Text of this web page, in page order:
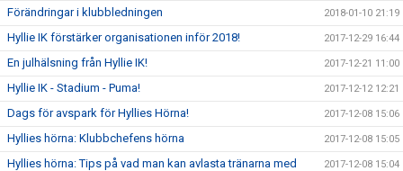
Förändringar i klubbledningen 2018-01-10 21:19
Hyllie IK förstärker organisationen inför 2018! 2017-12-29 16:44
En julhälsning från Hyllie IK! 2017-12-21 11:00
Hyllie IK - Stadium - Puma! 2017-12-12 12:21
Dags för avspark för Hyllies Hörna! 2017-12-08 15:06
Hyllies hörna: Klubbchefens hörna 2017-12-08 15:05
Hyllies hörna: Tips på vad man kan avlasta tränarna med 2017-12-08 15:04